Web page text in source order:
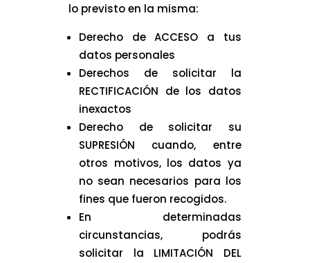
lo previsto en la misma:
Derecho de ACCESO a tus
datos personales
Derechos de solicitar la
RECTIFICACIÓN de los datos
inexactos
Derecho de solicitar su
SUPRESIÓN cuando, entre
otros motivos, los datos ya
no sean necesarios para los
fines que fueron recogidos.
En determinadas
circunstancias, podrás
solicitar la LIMITACIÓN DEL